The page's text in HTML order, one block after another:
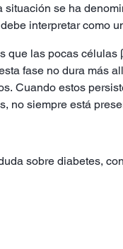
situación se ha
interpretar como
que las pocas
fase no dura más
Cuando estos
no siempre está
sobre diabetes,